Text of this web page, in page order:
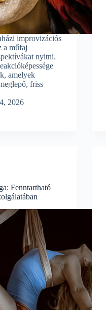
improvizációs
a műfaj
nyitni.
amelyek
friss
2026
Fenntartható